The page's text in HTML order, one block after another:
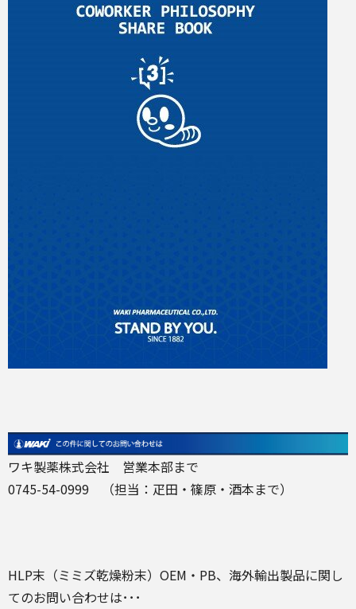
ワキ製薬株式会社 営業本部まで
0745-54-0999 （担当：疋田・篠原・酒本まで）
HLP末 （ミミズ乾燥粉末） OEM ・ PB、海外輸出製品に関し
てのお問い合わせは･･･